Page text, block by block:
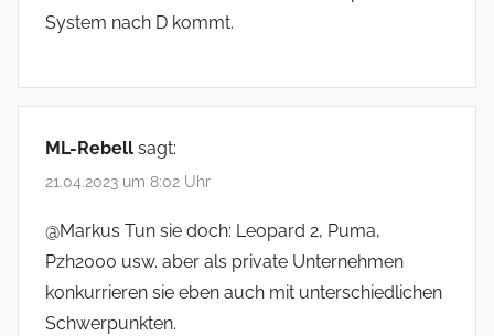
System nach D kommt.
ML-Rebell sagt:
21.04.2023 um 8:02 Uhr
@Markus Tun sie doch: Leopard 2, Puma,
Pzh2000 usw. aber als private Unternehmen
konkurrieren sie eben auch mit unterschiedlichen
Schwerpunkten.